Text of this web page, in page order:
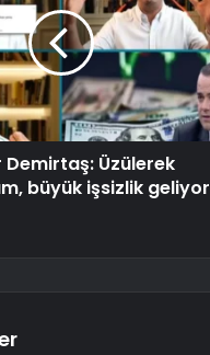
Demirtaş: Üzülerek
büyük işsizlik geliyor